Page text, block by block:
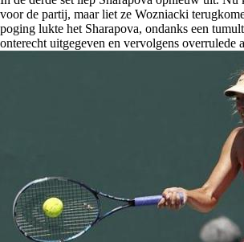
voor de partij, maar liet ze Wozniacki
poging lukte het Sharapova, ondanks een
onterecht uitgegeven en vervolgens overrulede